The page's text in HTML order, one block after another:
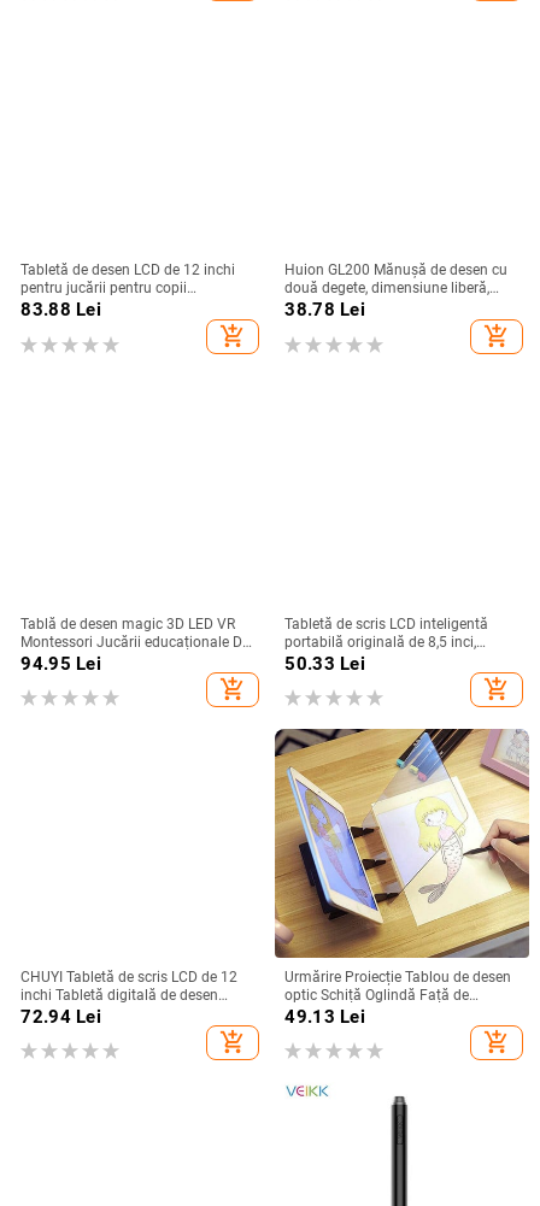
Tabletă de desen LCD de 12 inchi
pentru jucării pentru copii
Instrumente de pictat Tablă de scris
educaționale pentru copii
83.88 Lei
add_shopping_cart
Huion GL200 Mănușă de desen cu
două degete, dimensiune liberă,
pentru tabletă de artist, mănușă de
pictură pentru tablete grafice
Huion/Wacom/BOSTO/UGEE
38.78 Lei
add_shopping_cart
Tablă de desen magic 3D LED VR
Montessori Jucării educaționale DIY
Copii Graffiti Pictură Lcd Tabletă de
94.95 Lei
add_shopping_cart
Tabletă de scris LCD inteligentă
portabilă originală de 8,5 inci,
grafică electronică pentru desen,
scriere de mână, tablă digitală
pentru cadou pentru copii
50.33 Lei
add_shopping_cart
CHUYI Tabletă de scris LCD de 12
inchi Tabletă digitală de desen
Tampoane de scris de mână
Tabletă electronică portabilă
Tabletă ultra-subțire cu stilou
72.94Lei
add_shopping_cart
Urmărire Proiecție Tablou de desen
optic Schiță Oglindă Față de
copiere Tabel de reflecție Lumină
Tablou de imagine cu suport pentru
telefon mobil
49.13 Lei
add_shopping_cart